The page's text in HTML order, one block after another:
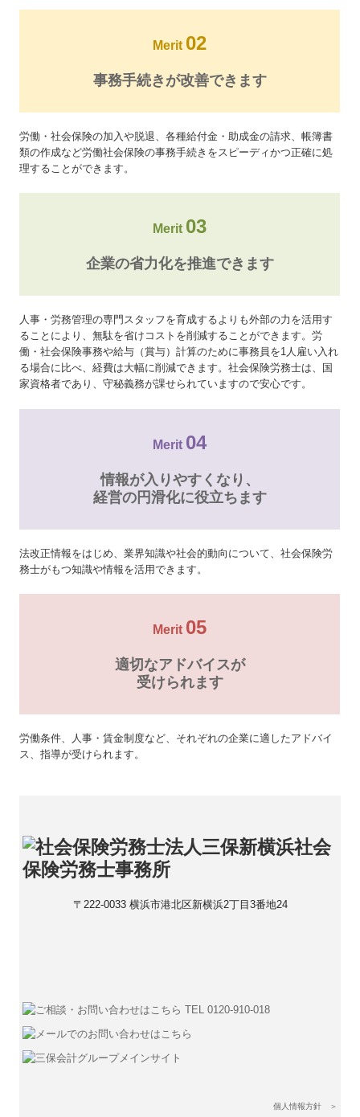
Merit 02
事務手続きが改善できます
労働・社会保険の加入や脱退、各種給付金・助成金の請求、帳簿書
類の作成など労働社会保険の事務手続きをスピーディかつ正確に処
理することができます。
Merit 03
企業の省力化を推進できます
人事・労務管理の専門スタッフを育成するよりも外部の力を活用す
ることにより、無駄を省けコストを削減することができます。労
働・社会保険事務や給与（賞与）計算のために事務員を1人雇い入れ
る場合に比べ、経費は大幅に削減できます。社会保険労務士は、国
家資格者であり、守秘義務が課せられていますので安心です。
Merit 04
情報が入りやすくなり、
経営の円滑化に役立ちます
法改正情報をはじめ、業界知識や社会的動向について、社会保険労
務士がもつ知識や情報を活用できます。
Merit 05
適切なアドバイスが
受けられます
労働条件、人事・賃金制度など、それぞれの企業に適したアドバイ
ス、指導が受けられます。
〒222-0033 横浜市港北区新横浜2丁目3番地24
個人情報方針 ＞